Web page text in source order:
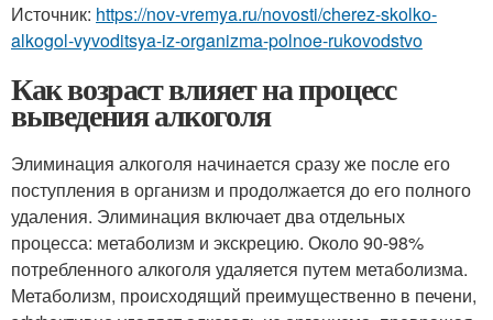
Источник: https://nov-vremya.ru/novosti/cherez-skolko-
alkogol-vyvoditsya-iz-organizma-polnoe-rukovodstvo
Как возраст влияет на процесс
выведения алкоголя
Элиминация алкоголя начинается сразу же после его
поступления в организм и продолжается до его полного
удаления. Элиминация включает два отдельных
процесса: метаболизм и экскрецию. Около 90-98%
потребленного алкоголя удаляется путем метаболизма.
Метаболизм, происходящий преимущественно в печени,